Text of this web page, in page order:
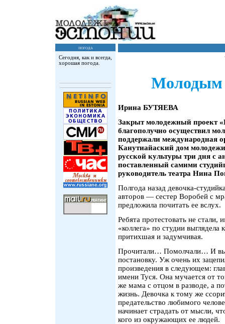
погода
Сегодня, как и всегда,
хорошая погода.
Молодым
Ирина БУТЯЕВА
Закрыт молодежный проект
благополучно осуществил
поддержали международная
Канутиайаский дом
русской культуры три дня с
поставленный самими
руководитель театра Нина
Полгода назад девочка-
авторов — сестер Воробей с
предложила почитать ее вслух.
Ребята протестовать не стали,
«коллега» по студии
притихшая и задумчивая.
Прочитали… Помолчали… И
постановку. Уж очень их
произведения в следующем:
имени Туся. Она мучается от
же мама с отцом в разводе, а
жизнь. Девочка к тому же
предательство любимого
начинает страдать от мысли,
кого из окружающих ее людей.